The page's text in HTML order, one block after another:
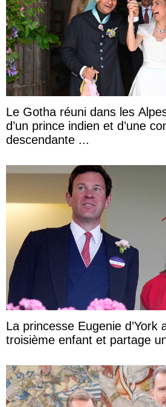
Le Gotha réuni dans les
d’un prince indien et d’une
descendante ...
La princesse Eugenie d’York
troisième enfant et partage